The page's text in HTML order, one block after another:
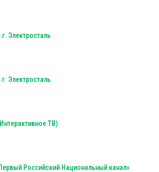
Электросталь
Электросталь
ТВ)
Российский Национальный канал»